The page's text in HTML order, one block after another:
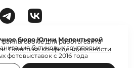
бюро Юлии Мелентьевой
бутиковых групповых
фотовыставок с 2016 года
файлы cookie для работы сайта
Политика конфиденциальности